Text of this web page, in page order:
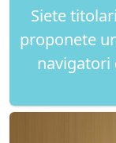
Siete
proponete
navigatori